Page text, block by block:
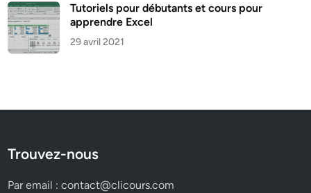
Tutoriels pour débutants et cours pour
apprendre Excel
29 avril 2021
Trouvez-nous
Par email :contact@clicours.com